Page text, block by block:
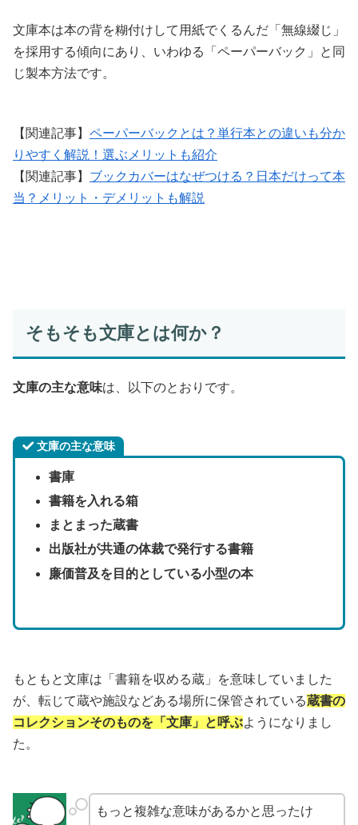
文庫本は本の背を糊付けして用紙でくるんだ「無線綴じ」
を採用する傾向にあり、いわゆる「ペーパーバック」と同
じ製本方法です。
【関連記事】 ペーパーバックとは？単行本との違いも分か
りやすく解説！選ぶメリットも紹介
【関連記事】 ブックカバーはなぜつける？日本だけって本
当？メリット・デメリットも解説
そもそも文庫とは何か？
文庫の主な意味は、以下のとおりです。
文庫の主な意味
書庫
書籍を入れる箱
まとまった蔵書
出版社が共通の体裁で発行する書籍
廉価普及を目的としている小型の本
もともと文庫は「書籍を収める蔵」を意味していました
が、転じて蔵や施設などある場所に保管されている蔵書の
コレクションそのものを「文庫」と呼ぶようになりまし
た。
もっと複雑な意味があるかと思ったけ